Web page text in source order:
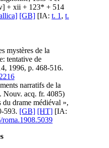
+ xii + 123* + 514
[GB] [IA: t. 1 , t.
mystères de la
tentative de
1996, p. 468-516.
narratifs de la
Nouv. acq. fr. 4085)
du drame médiéval »,
593. [GB] [HT] [IA: